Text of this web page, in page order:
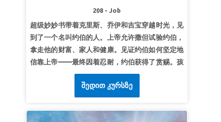
彩中,[b][g5] [/g5][/b]我便记念我与你们和各样有
血肉的活物所立的约，水就不再泛滥、毁坏一切有
血肉的物了。” 《创世记》9:14–15 (和合本)
208 - Job
超级妙妙书带着克里斯、乔伊和吉宝穿越时光，见
到了一个名叫约伯的人。上帝允许撒但试验约伯，
拿走他的财富、家人和健康。见证约伯如何坚定地
信靠上帝——最终因着忍耐，约伯获得了赏赐。孩
子们学习通过信靠上帝来克服困难和疑惑。
第1课约伯信靠上帝
超级真理：苦难来临时，我信靠上帝。
შედით კურსზე